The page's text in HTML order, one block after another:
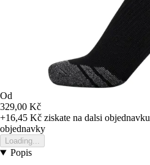
Od
329,00 Kč
+16,45 Kč ziskate na dalsi objednavku
objednavky
Loading...
Popis